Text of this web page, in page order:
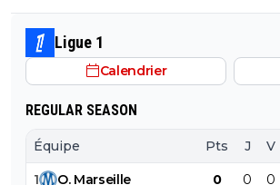
Ligue 1
Calendrier
REGULAR SEASON
Équipe Pts J V
1 O. Marseille 0 0 0